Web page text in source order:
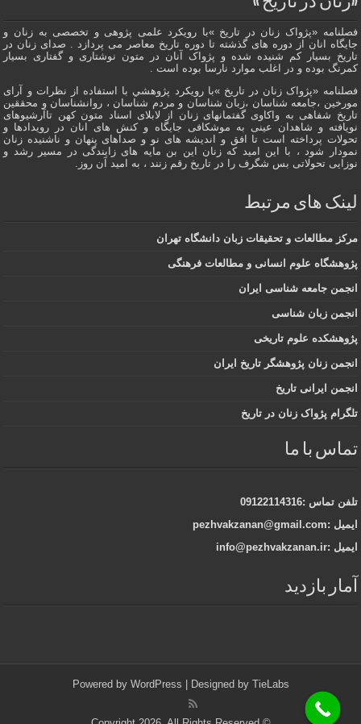
فصلنامه «پژواک زنان در تاریخ »با رویکرد علمی پژوهى و تخصصی به زنان و
جایگاه انان از دوره هاى گذشته تا دوره تاریخ معاصر می پردازد . صدای زنان در
تاریخ بسیار کم شنیده شده و پژواک آنان در متون نوشتاری و گفتاری بسیار
کمرنگ بوده و در اغلب موارد نارسا بوده است .
فصلنامه «پژواک زنان در تاریخ »با رویکرد پژوهشي با استفاده از نظرات و آرای
مورخین ،جامعه شناسان ،زبان شناسان و مردم شناسان ، روانشناسان و محققین
تاریخ شفاهی به واکاوی گفتمانهاى زنان از لابلای اسناد متون کهن تاآرشیوهای
نویافته و شاهدان عينى به موشکافی جايگاه و كنش هاى انان در رویدادها و
تحولات پرداخته است تا افق و اندیشه های نو و صداهای پنهان و ناشنیده زنان
نمودار شود ، با این امید که زنان این بن مایه های زایندگی در مسير رشد و
نوزایی تحولاتی بس شگرف را در تاریخ رقم زنند ، به اميد آن روز.
لینک های مرتبط
مرکز مطالعات و تحقیقات زبان دانشگاه تهران
پژوهشگاه علوم انسانی و مطالعات فرهنگی
انجمن جامعه شناسی ایران
انجمن زبان شناسی
پژوهشکده علوم تاریخی
انجمن زنان پژوهشگر تاریخ ایران
انجمن ایرانی تاریخ
تلگرام پژواک زنان در تاریخ
تماس با ما
تلفن تماس :09122114316
ایمیل :pezhvakzanan@gmail.com
ایمیل :info@pezhvakzanan.ir
آمار بازدید
Powered by WordPress | Designed by TieLabs